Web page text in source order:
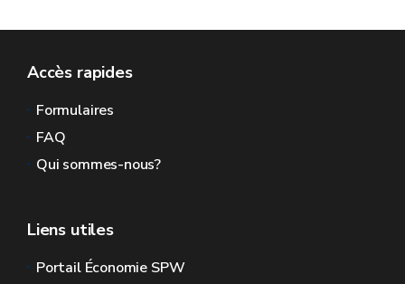
Accès rapides
Formulaires
FAQ
Qui sommes-nous?
Liens utiles
Portail Économie SPW